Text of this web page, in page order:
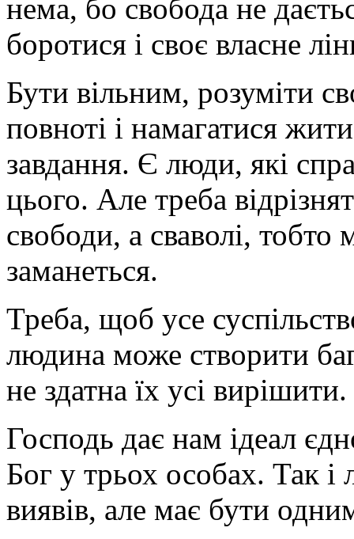
нема, бо свобода не
боротися і своє власне
Бути вільним, розуміти
повноті і намагатися
завдання. Є люди, які
цього. Але треба
свободи, а сваволі,
заманеться.
Треба, щоб усе
людина може створити
не здатна їх усі вирішити.
Господь дає нам ідеал
Бог у трьох особах. Так і
виявів, але має бути